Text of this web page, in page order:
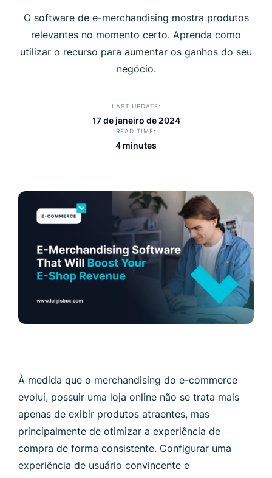
O software de e-merchandising mostra produtos
relevantes no momento certo. Aprenda como
utilizar o recurso para aumentar os ganhos do seu
negócio.
LAST UPDATE
17 de janeiro de 2024
READ TIME
4 minutes
À medida que o merchandising do e-commerce
evolui, possuir uma loja online não se trata mais
apenas de exibir produtos atraentes, mas
principalmente de otimizar a experiência de
compra de forma consistente. Configurar uma
experiência de usuário convincente e